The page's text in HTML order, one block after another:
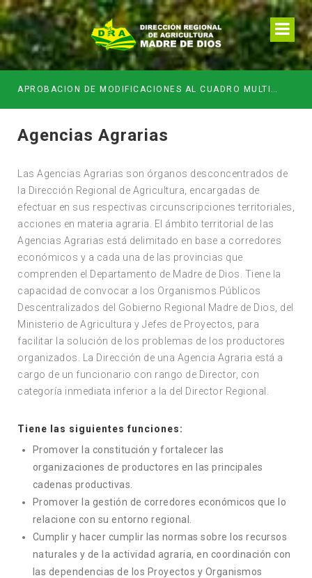
APROBACION DE MODIFICACIONES AL CUADRO MULTIANUAL DE NECESIDADESDE DE LA DIRECCION REGIONAL DE DESARROLLO AGROPECUARIO Y RIEGO MES DE MAYO
Agencias Agrarias
Las Agencias Agrarias son órganos desconcentrados de
la Dirección Regional de Agricultura, encargadas de
efectuar en sus respectivas circunscripciones territoriales,
acciones en materia agraria. El ámbito territorial de las
Agencias Agrarias está delimitado en base a corredores
económicos y a cada una de las provincias que
comprenden el Departamento de Madre de Dios. Tiene la
capacidad de convocar a los Organismos Públicos
Descentralizados del Gobierno Regional Madre de Dios, del
Ministerio de Agricultura y Jefes de Proyectos, para
facilitar la solución de los problemas de los productores
organizados. La Dirección de una Agencia Agraria está a
cargo de un funcionario con rango de Director, con
categoría inmediata inferior a la del Director Regional.
Tiene las siguientes funciones:
Promover la constitución y fortalecer las
organizaciones de productores en las principales
cadenas productivas.
Promover la gestión de corredores económicos que lo
relacione con su entorno regional.
Cumplir y hacer cumplir las normas sobre los recursos
naturales y de la actividad agraria, en coordinación con
las dependencias de los Proyectos y Organismos